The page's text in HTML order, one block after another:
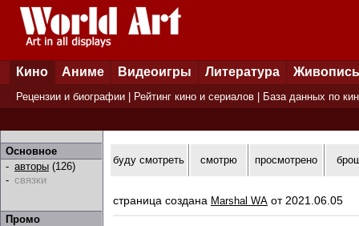
Кино Аниме Видеоигры Литература Живопись
Рецензии и биографии Рейтинг кино и сериалов База данных по
Основное
- авторы (126)
- связки
Промо
буду смотреть смотрю просмотрено
страница создана Marshal WA от 2021.06.05